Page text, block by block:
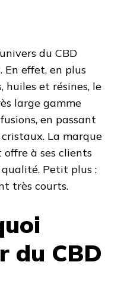
du CBD
En effet, en plus
huiles et résines, le
large gamme
en passant
La marque
à ses clients
Petit plus :
très courts.
du CBD